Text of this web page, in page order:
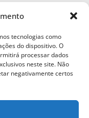
tecnologias como
do dispositivo. O
processar dados
neste site. Não
negativamente certos
Proibida cópia total ou